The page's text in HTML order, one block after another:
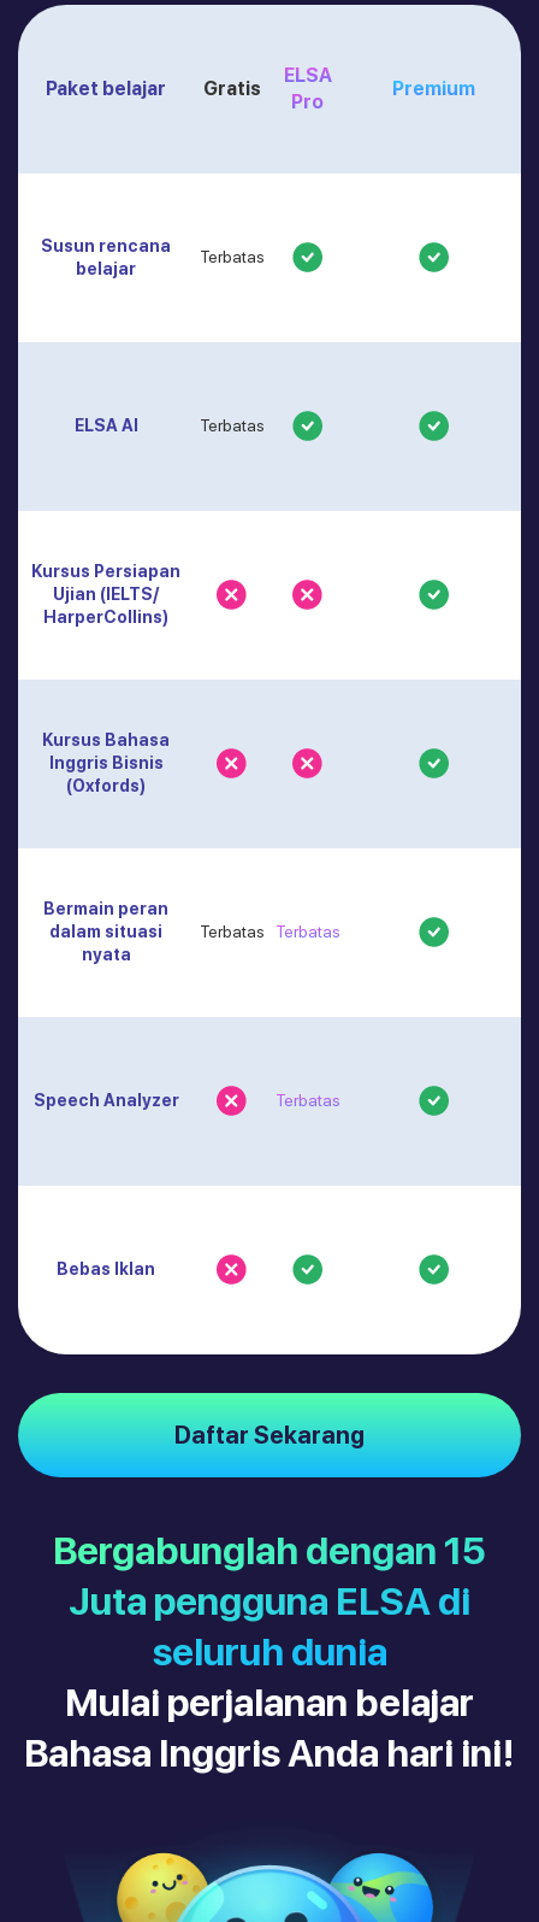
Paket belajar Gratis
ELSA
Pro
Premium
Susun rencana
belajar
Terbatas
ELSA AI Terbatas
Kursus Persiapan
Ujian (IELTS/
HarperCollins)
Kursus Bahasa
Inggris Bisnis
(Oxfords)
Bermain peran
dalam situasi
nyata
Terbatas Terbatas
Speech Analyzer Terbatas
Bebas Iklan
Daftar Sekarang
Bergabunglah dengan 15
Juta pengguna ELSA di
seluruh dunia
Mulai perjalanan belajar
Bahasa Inggris Anda hari ini!